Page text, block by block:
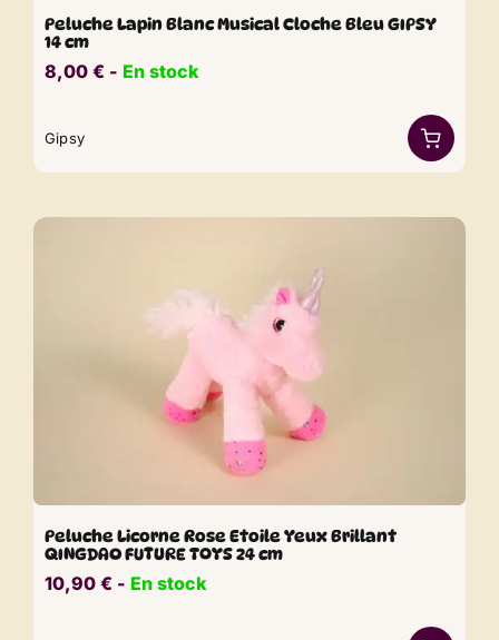
Peluche Lapin Blanc Musical Cloche Bleu GIPSY
14 cm
8,00 € ​​ - En stock
Gipsy
Peluche Licorne Rose Etoile Yeux Brillant
QINGDAO FUTURE TOYS 24 cm
10,90 € ​​ - En stock